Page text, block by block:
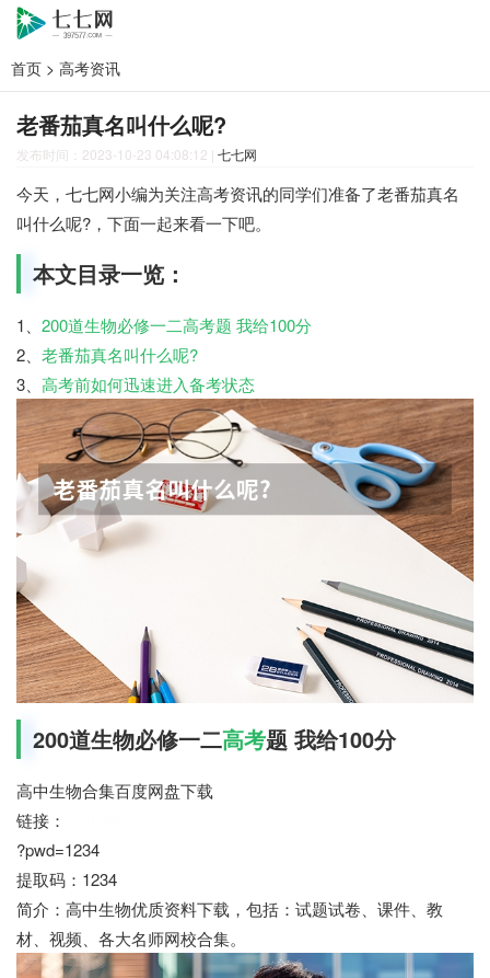
首页 > 高考资讯
老番茄真名叫什么呢?
发布时间：2023-10-23 04:08:12 | 七七网
今天，七七网小编为关注高考资讯的同学们准备了老番茄真名
叫什么呢?，下面一起来看一下吧。
本文目录一览：
1、 200道生物必修一二高考题 我给100分
2、 老番茄真名叫什么呢?
3、 高考前如何迅速进入备考状态
200道生物必修一二高考题 我给100分
高中生物合集百度网盘下载
链接：
?pwd=1234
提取码：1234
简介：高中生物优质资料下载，包括：试题试卷、课件、教
材、视频、各大名师网校合集。